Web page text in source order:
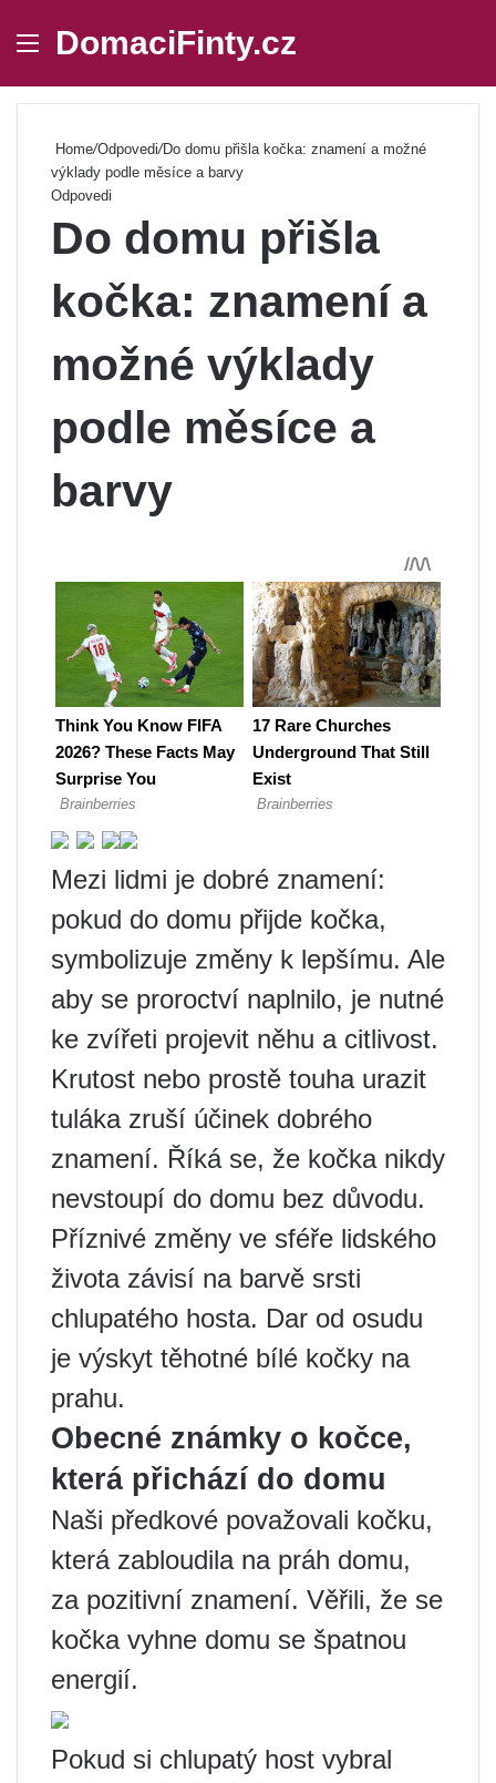
Menu
DomaciFinty.cz
Home/Odpovedi/Do domu přišla kočka: znamení a možné
výklady podle měsíce a barvy
Odpovedi
Do domu přišla
kočka: znamení a
možné výklady
podle měsíce a
barvy
Mezi lidmi je dobré znamení:
pokud do domu přijde kočka,
symbolizuje změny k lepšímu. Ale
aby se proroctví naplnilo, je nutné
ke zvířeti projevit něhu a citlivost.
Krutost nebo prostě touha urazit
tuláka zruší účinek dobrého
znamení. Říká se, že kočka nikdy
nevstoupí do domu bez důvodu.
Příznivé změny ve sféře lidského
života závisí na barvě srsti
chlupatého hosta. Dar od osudu
je výskyt těhotné bílé kočky na
prahu.
Obecné známky o kočce,
která přichází do domu
Naši předkové považovali kočku,
která zabloudila na práh domu,
za pozitivní znamení. Věřili, že se
kočka vyhne domu se špatnou
energií.
Pokud si chlupatý host vybral